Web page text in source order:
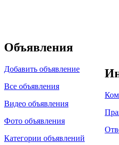
Объявления
Добавить объявление
Все объявления
Видео объявления
Фото объявления
Категории объявлений